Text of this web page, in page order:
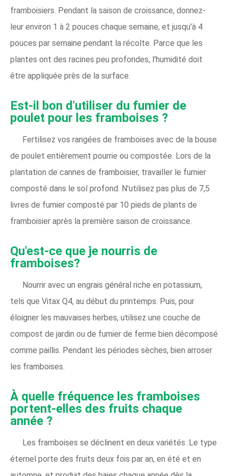
framboisiers. Pendant la saison de croissance, donnez-
leur environ 1 à 2 pouces chaque semaine, et jusqu'à 4
pouces par semaine pendant la récolte. Parce que les
plantes ont des racines peu profondes, l'humidité doit
être appliquée près de la surface.
Est-il bon d'utiliser du fumier de
poulet pour les framboises ?
Fertilisez vos rangées de framboises avec de la bouse
de poulet entièrement pourrie ou compostée. Lors de la
plantation de cannes de framboisier, travailler le fumier
composté dans le sol profond. N'utilisez pas plus de 7,5
livres de fumier composté par 10 pieds de plants de
framboisier après la première saison de croissance.
Qu'est-ce que je nourris de
framboises?
Nourrir avec un engrais général riche en potassium,
tels que Vitax Q4, au début du printemps. Puis, pour
éloigner les mauvaises herbes, utilisez une couche de
compost de jardin ou de fumier de ferme bien décomposé
comme paillis. Pendant les périodes sèches, bien arroser
les framboises.
À quelle fréquence les framboises
portent-elles des fruits chaque
année ?
Les framboises se déclinent en deux variétés :Le type
éternel porte des fruits deux fois par an, en été et en